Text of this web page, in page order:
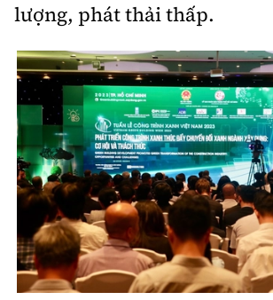
lượng, phát thải thấp.